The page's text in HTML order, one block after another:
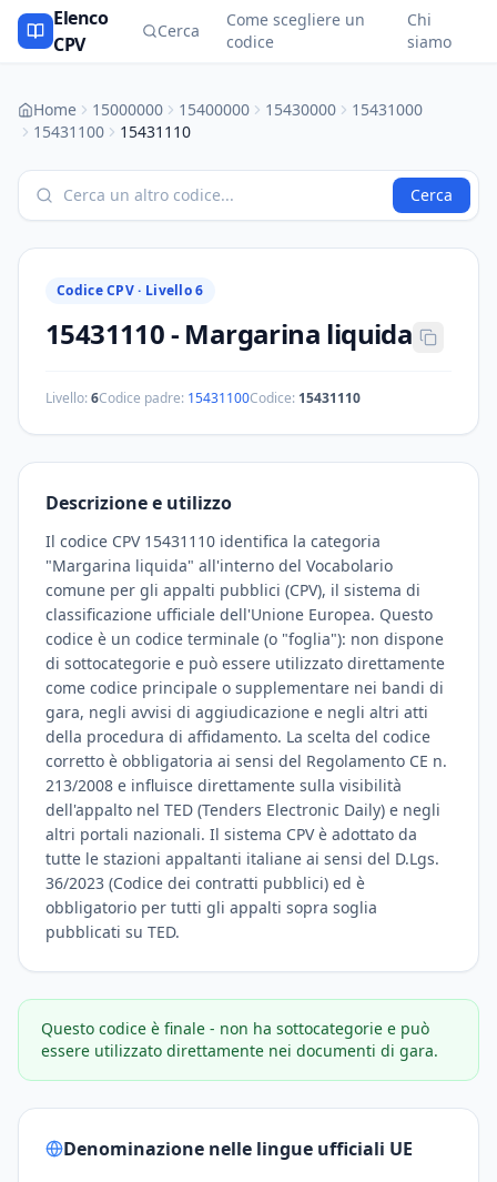
Elenco
CPV
Cerca
Come scegliere un
codice
Chi
siamo
Home 15000000 15400000 15430000
15431000
15431100
15431110
Cerca
Codice CPV · Livello 6
15431110- Margarina liquida
Livello:6Codice padre: 15431100Codice: 15431110
Descrizione e utilizzo
Il codice CPV 15431110 identifica la categoria
"Margarina liquida" all'interno del Vocabolario
comune per gli appalti pubblici (CPV), il sistema di
classificazione ufficiale dell'Unione Europea. Questo
codice è un codice terminale (o "foglia"): non dispone
di sottocategorie e può essere utilizzato direttamente
come codice principale o supplementare nei bandi di
gara, negli avvisi di aggiudicazione e negli altri atti
della procedura di affidamento. La scelta del codice
corretto è obbligatoria ai sensi del Regolamento CE n.
213/2008 e influisce direttamente sulla visibilità
dell'appalto nel TED (Tenders Electronic Daily) e negli
altri portali nazionali. Il sistema CPV è adottato da
tutte le stazioni appaltanti italiane ai sensi del D.Lgs.
36/2023 (Codice dei contratti pubblici) ed è
obbligatorio per tutti gli appalti sopra soglia
pubblicati su TED.
Questo codice è finale - non ha sottocategorie e può
essere utilizzato direttamente nei documenti di gara.
Denominazione nelle lingue ufficiali UE